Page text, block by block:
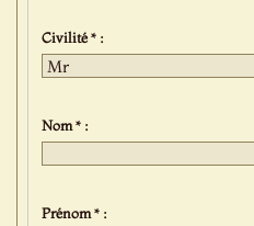
Civilité * :
Nom * :
Prénom * :